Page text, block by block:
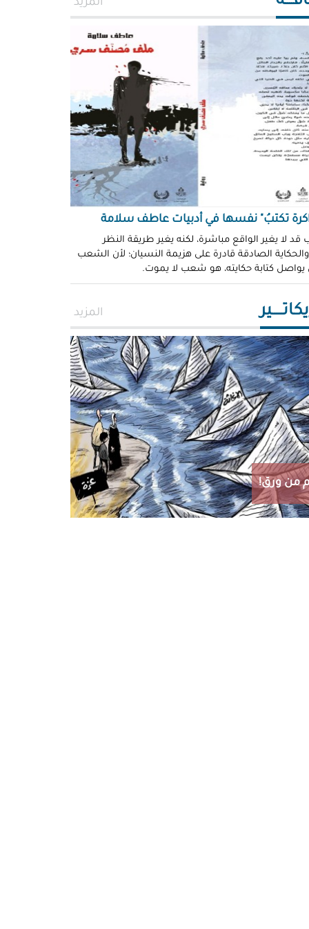
المزيد
تكتبُ" نفسها في أدبيات عاطف سلامة
قد لا يغير الواقع مباشرة، لكنه يغير طريقة النظر
والحكاية الصادقة قادرة على هزيمة النسيان؛ لأن الشعب
يواصل كتابة حكايته، هو شعب لا يموت.
المزيد
من ورق!